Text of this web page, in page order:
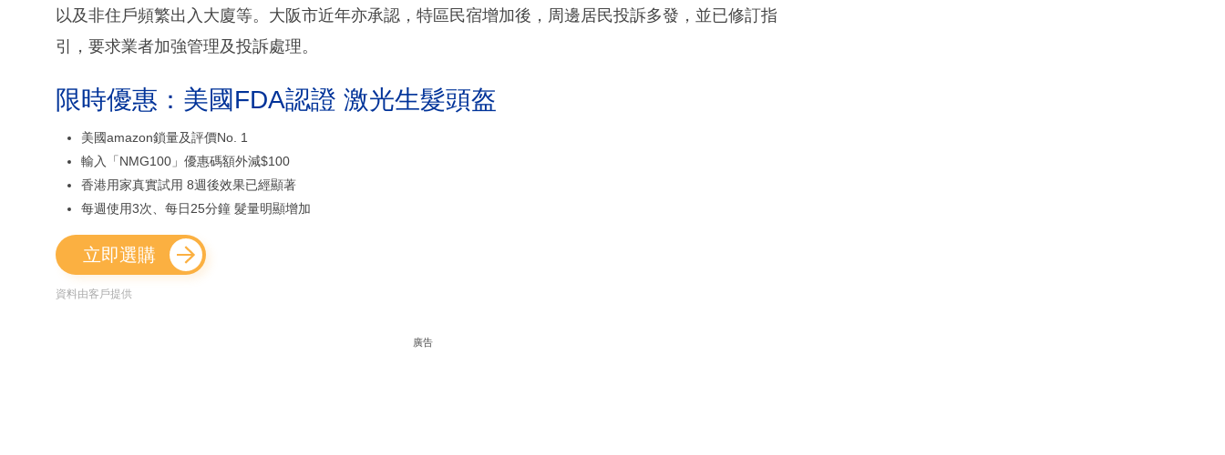
以及非住戶頻繁出入大廈等。大阪市近年亦承認，特區民宿增加後，周邊居民投訴多發，並已修訂指
引，要求業者加強管理及投訴處理。
限時優惠：美國FDA認證 激光生髮頭盔
美國amazon鎖量及評價No. 1
輸入「NMG100」優惠碼額外減$100
香港用家真實試用 8週後效果已經顯著
每週使用3次、每日25分鐘 髮量明顯增加
立即選購
資料由客戶提供
廣告